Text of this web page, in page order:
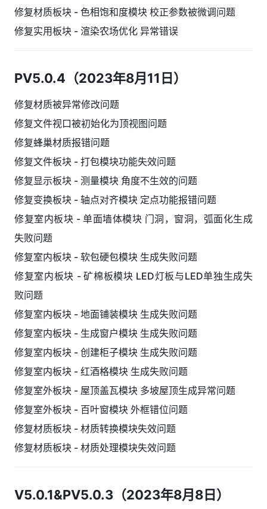
修复材质板块 - 色相饱和度模块 校正参数被微调问题
修复实用板块 - 渲染农场优化 异常错误
PV5.0.4（2023年8月11日）
修复材质被异常修改问题
修复文件视口被初始化为顶视图问题
修复蜂巢材质报错问题
修复文件板块 - 打包模块功能失效问题
修复显示板块 - 测量模块 角度不生效的问题
修复变换板块 - 轴点对齐模块 定点功能报错问题
修复室内板块 - 单面墙体模块 门洞，窗洞，弧面化生成
失败问题
修复室内板块 - 软包硬包模块 生成失败问题
修复室内板块 - 矿棉板模块 LED灯板与LED单独生成失
败问题
修复室内板块 - 地面铺装模块 生成失败问题
修复室内板块 - 生成窗户模块 生成失败问题
修复室内板块 - 创建柜子模块 生成失败问题
修复室内板块 - 红酒格模块 生成失败问题
修复室外板块 - 屋顶盖瓦模块 多坡屋顶生成异常问题
修复室外板块 - 百叶窗模块 外框错位问题
修复材质板块 - 材质转换模块失效问题
修复材质板块 - 材质处理模块失效问题
V5.0.1&PV5.0.3（2023年8月8日）